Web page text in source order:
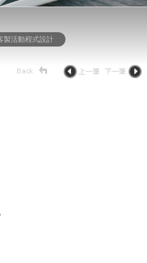
製活動程式設計